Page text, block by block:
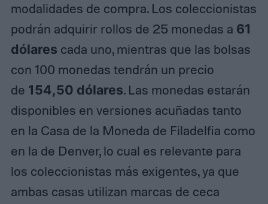
modalidades de compra. Los coleccionistas
podrán adquirir rollos de 25 monedas a 61
dólares cada uno, mientras que las bolsas
con 100 monedas tendrán un precio
de 154,50 dólares. Las monedas estarán
disponibles en versiones acuñadas tanto
en la Casa de la Moneda de Filadelfia como
en la de Denver, lo cual es relevante para
los coleccionistas más exigentes, ya que
ambas casas utilizan marcas de ceca